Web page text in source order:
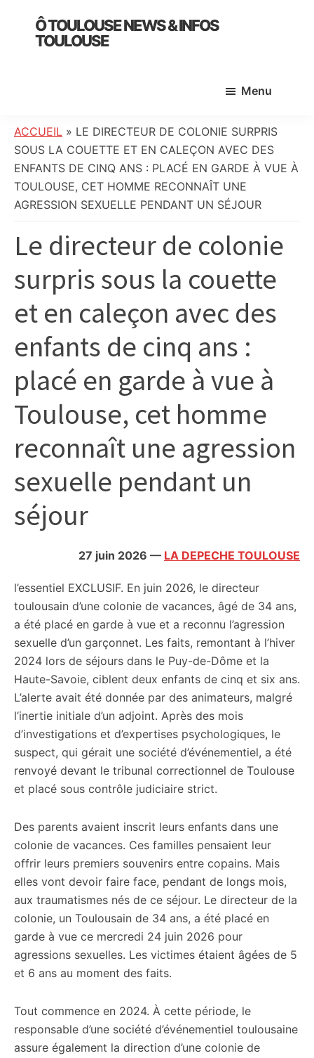
primary
Ô TOULOUSE NEWS & INFOS
TOULOUSE
:
info
locale,
société,
culture,
météo,
faits
divers
initiatives
Menu
ACCUEIL » LE DIRECTEUR DE COLONIE SURPRIS
SOUS LA COUETTE ET EN CALEÇON AVEC DES
ENFANTS DE CINQ ANS : PLACÉ EN GARDE À VUE À
TOULOUSE, CET HOMME RECONNAÎT UNE
AGRESSION SEXUELLE PENDANT UN SÉJOUR
Le directeur de colonie
surpris sous la couette
et en caleçon avec des
enfants de cinq ans :
placé en garde à vue à
Toulouse, cet homme
reconnaît une agression
sexuelle pendant un
séjour
27 juin 2026 — LA DEPECHE TOULOUSE
l’essentiel EXCLUSIF. En juin 2026, le directeur
toulousain d’une colonie de vacances, âgé de 34 ans,
a été placé en garde à vue et a reconnu l’agression
sexuelle d’un garçonnet. Les faits, remontant à l’hiver
2024 lors de séjours dans le Puy-de-Dôme et la
Haute-Savoie, ciblent deux enfants de cinq et six ans.
L’alerte avait été donnée par des animateurs, malgré
l’inertie initiale d’un adjoint. Après des mois
d’investigations et d’expertises psychologiques, le
suspect, qui gérait une société d’événementiel, a été
renvoyé devant le tribunal correctionnel de Toulouse
et placé sous contrôle judiciaire strict.
Des parents avaient inscrit leurs enfants dans une
colonie de vacances. Ces familles pensaient leur
offrir leurs premiers souvenirs entre copains. Mais
elles vont devoir faire face, pendant de longs mois,
aux traumatismes nés de ce séjour. Le directeur de la
colonie, un Toulousain de 34 ans, a été placé en
garde à vue ce mercredi 24 juin 2026 pour
agressions sexuelles. Les victimes étaient âgées de 5
et 6 ans au moment des faits.
Tout commence en 2024. À cette période, le
responsable d’une société d’événementiel toulousaine
assure également la direction d’une colonie de